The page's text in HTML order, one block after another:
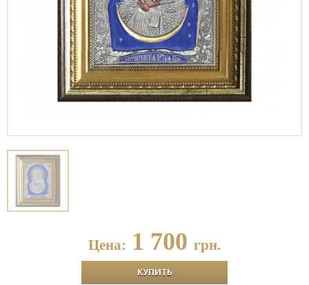
Цена: 1 700 грн.